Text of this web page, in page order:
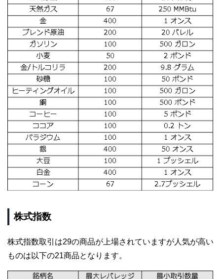
株式指数
株式指数取引は29の商品が上場されていますが人気が高い
ものは以下の21商品となります。